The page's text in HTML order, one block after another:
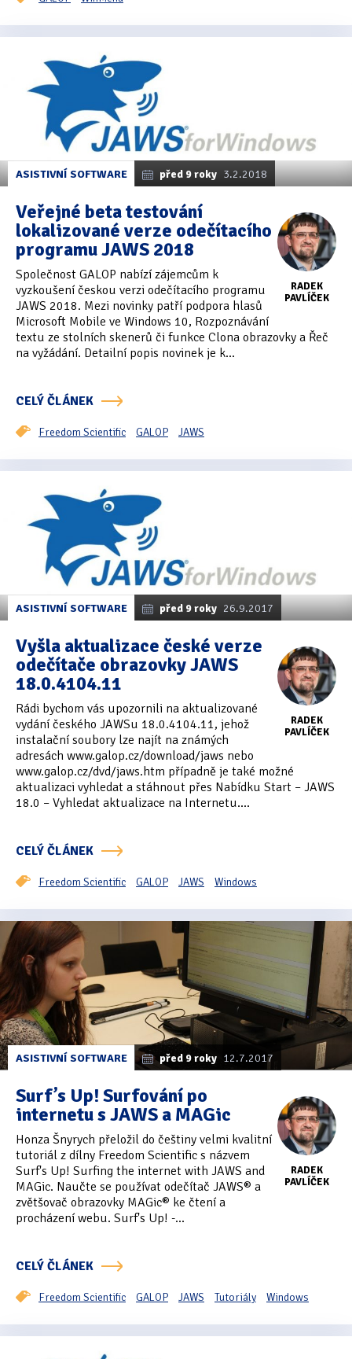
ASISTIVNÍ SOFTWARE před 9 roky 3.2.2018
RADEK
PAVLÍČEK
Veřejné beta testování
lokalizované verze odečítacího
programu JAWS 2018
Společnost GALOP nabízí zájemcům k
vyzkoušení českou verzi odečítacího programu
JAWS 2018. Mezi novinky patří podpora hlasů
Microsoft Mobile ve Windows 10, Rozpoznávání
textu ze stolních skenerů či funkce Clona obrazovky a Řeč
na vyžádání. Detailní popis novinek je k...
CELÝ ČLÁNEK
Freedom Scientific GALOP JAWS
ASISTIVNÍ SOFTWARE před 9 roky 26.9.2017
RADEK
PAVLÍČEK
Vyšla aktualizace české verze
odečítače obrazovky JAWS
18.0.4104.11
Rádi bychom vás upozornili na aktualizované
vydání českého JAWSu 18.0.4104.11, jehož
instalační soubory lze najít na známých
adresách www.galop.cz/download/jaws nebo
www.galop.cz/dvd/jaws.htm případně je také možné
aktualizaci vyhledat a stáhnout přes Nabídku Start – JAWS
18.0 – Vyhledat aktualizace na Internetu....
CELÝ ČLÁNEK
Freedom Scientific GALOP JAWS Windows
ASISTIVNÍ SOFTWARE před 9 roky 12.7.2017
RADEK
PAVLÍČEK
Surf’s Up! Surfování po
internetu s JAWS a MAGic
Honza Šnyrych přeložil do češtiny velmi kvalitní
tutoriál z dílny Freedom Scientific s názvem
Surf's Up! Surfing the internet with JAWS and
MAGic. Naučte se používat odečítač JAWS® a
zvětšovač obrazovky MAGic® ke čtení a
procházení webu. Surf's Up! -...
CELÝ ČLÁNEK
Freedom Scientific GALOP JAWS Tutoriály Windows